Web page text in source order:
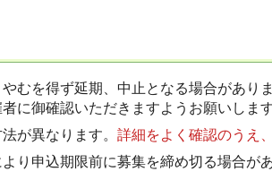
むを得ず延期、中止となる場合がありま
に御確認いただきますようお願いします
が異なります。詳細をよく確認のうえ
り申込期限前に募集を締め切る場合が